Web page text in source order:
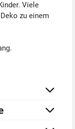
Viele
zu einem